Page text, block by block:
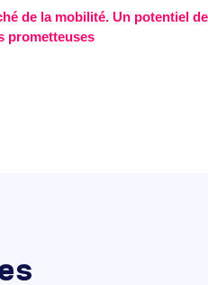
de la mobilité. Un potentiel
prometteuses